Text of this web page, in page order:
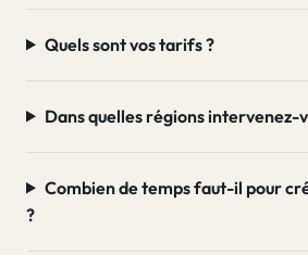
Quels sont vos tarifs ?
Dans quelles régions intervenez-
Combien de temps faut-il pour
?